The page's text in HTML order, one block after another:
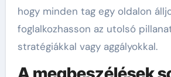
hogy minden tag egy oldalon
foglalkozhasson az utolsó
stratégiákkal vagy aggályokkal.